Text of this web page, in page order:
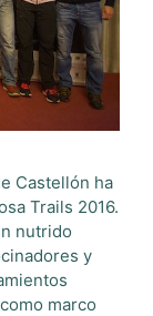
Castellón ha
Trails 2016.
nutrido
y
marco